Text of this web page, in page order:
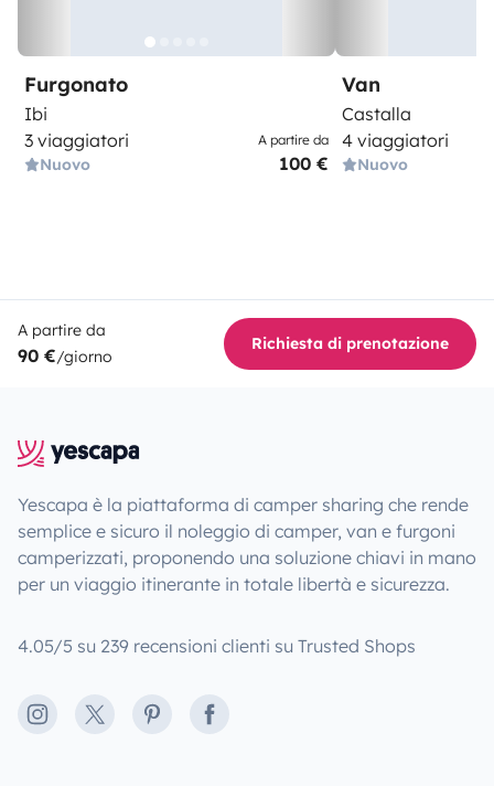
Furgonato
Ibi
3 viaggiatori
Nuovo
A partire da
100 €
Van
Castalla
4 viaggiatori
Nuovo
A partire da
90 €/giorno
Richiesta di prenotazione
Yescapa è la piattaforma di camper sharing che rende
semplice e sicuro il noleggio di camper, van e furgoni
camperizzati, proponendo una soluzione chiavi in mano
per un viaggio itinerante in totale libertà e sicurezza.
4.05/5 su 239 recensioni clienti su Trusted Shops
Instagram
X PinterestFacebook